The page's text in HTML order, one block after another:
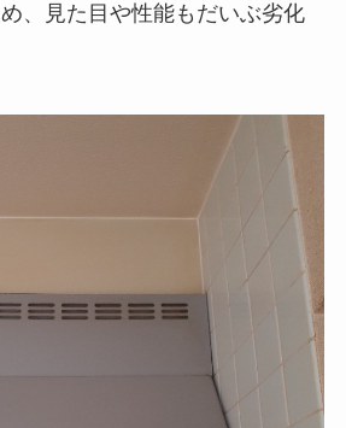
、見た目や性能もだいぶ劣化